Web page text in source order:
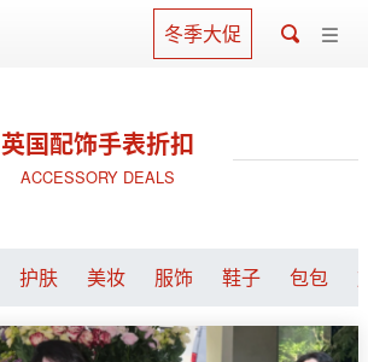
冬季大促
英国配饰手表折扣
ACCESSORY DEALS
护肤 美妆 服饰 鞋子 包包